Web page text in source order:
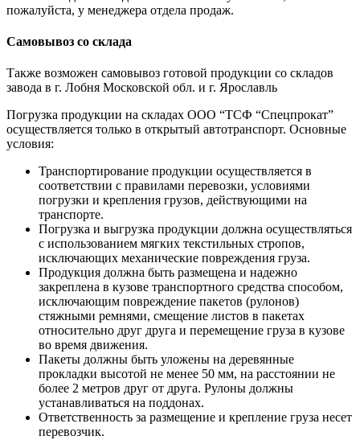
пожалуйста, у менеджера отдела продаж.
Самовывоз со склада
Также возможен самовывоз готовой продукции со складов
завода в г. Лобня Московской обл. и г. Ярославль
Погрузка продукции на складах ООО “ТСФ “Спецпрокат”
осуществляется только в открытый автотранспорт. Основные
условия:
Транспортирование продукции осуществляется в
соответствии с правилами перевозки, условиями
погрузки и крепления грузов, действующими на
транспорте.
Погрузка и выгрузка продукции должна осуществляться
с использованием мягких текстильных стропов,
исключающих механические повреждения груза.
Продукция должна быть размещена и надежно
закреплена в кузове транспортного средства способом,
исключающим повреждение пакетов (рулонов)
стяжными ремнями, смещение листов в пакетах
относительно друг друга и перемещение груза в кузове
во время движения.
Пакеты должны быть уложены на деревянные
прокладки высотой не менее 50 мм, на расстоянии не
более 2 метров друг от друга. Рулоны должны
устанавливаться на поддонах.
Ответственность за размещение и крепление груза несет
перевозчик.